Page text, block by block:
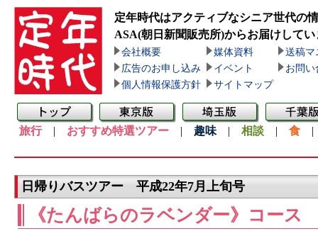
定年時代はアクティブなシニア世代の
ASA(朝日新聞販売所)からお届けしてい
会社概要 媒体資料
送稿マ
広告のお申し込み
イベント
お問い
個人情報保護方針
サイトマップ
旅行| おすすめ特選ツアー | 趣味 | 相談 | 食
日帰りバスツアー 平成22年7月上旬号
《たんばらのラベンダー》コース